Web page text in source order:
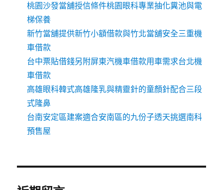
桃園沙發當舖授信條件桃園眼科專業抽化糞池與電
梯保養
新竹當舖提供新竹小額借款與竹北當舖安全三重機
車借款
台中票貼借錢另附屏東汽機車借款用車需求台北機
車借款
高雄眼科韓式高雄隆乳與精靈針的童顏針配合三段
式隆鼻
台南安定區建案適合安南區的九份子透天挑選南科
預售屋